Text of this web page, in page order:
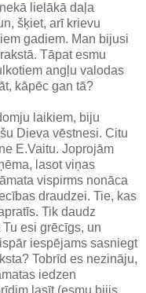
lielākā daļa
šķiet, arī krievu
gadiem. Man bijusi
Tāpat esmu
angļu valodas
kāpēc gan tā?
laikiem, biju
Dieva vēstnesi. Citu
E.Vaitu. Joprojām
lasot viņas
vispirms nonāca
draudzei. Tie, kas
Tik daudz
esi grēcīgs, un
iespējams sasniegt
Tobrīd es nezināju,
iedzen
lasīt (esmu bijis